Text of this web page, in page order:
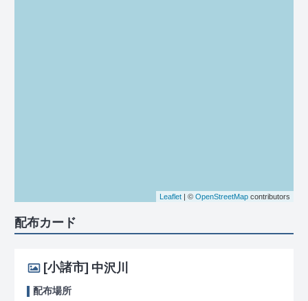
Leaflet | © OpenStreetMap contributors
配布カード
[小諸市] 中沢川
配布場所